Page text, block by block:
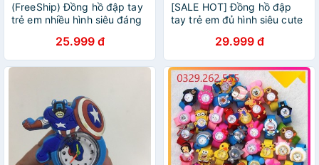
(FreeShip) Đồng hồ đập tay
trẻ em nhiều hình siêu đáng
25.999 đ
[SALE HOT] Đồng hồ đập
tay trẻ em đủ hình siêu cute
29.999 đ